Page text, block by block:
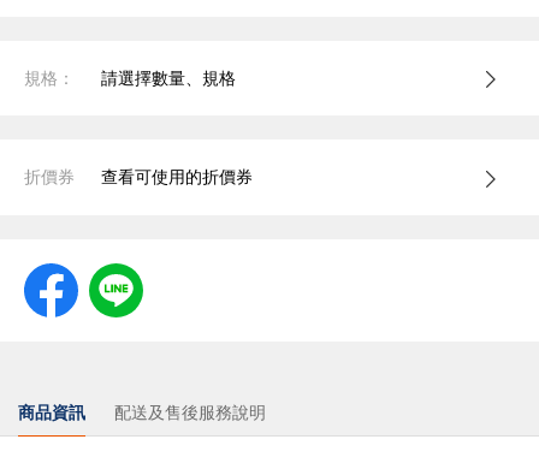
規格： 請選擇數量、規格
折價券 查看可使用的折價券
商品資訊 配送及售後服務說明